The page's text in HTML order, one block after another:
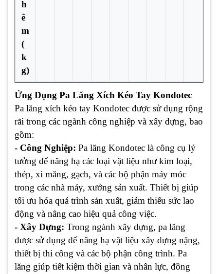
h
ê
m
(
k
g)
Ứng Dụng Pa Lăng Xích Kéo Tay Kondotec
Pa lăng xích kéo tay Kondotec được sử dụng rộng
rãi trong các ngành công nghiệp và xây dựng, bao
gồm:
- Công Nghiệp: Pa lăng Kondotec là công cụ lý
tưởng để nâng hạ các loại vật liệu như kim loại,
thép, xi măng, gạch, và các bộ phận máy móc
trong các nhà máy, xưởng sản xuất. Thiết bị giúp
tối ưu hóa quá trình sản xuất, giảm thiểu sức lao
động và nâng cao hiệu quả công việc.
- Xây Dựng: Trong ngành xây dựng, pa lăng
được sử dụng để nâng hạ vật liệu xây dựng nặng,
thiết bị thi công và các bộ phận công trình. Pa
lăng giúp tiết kiệm thời gian và nhân lực, đồng